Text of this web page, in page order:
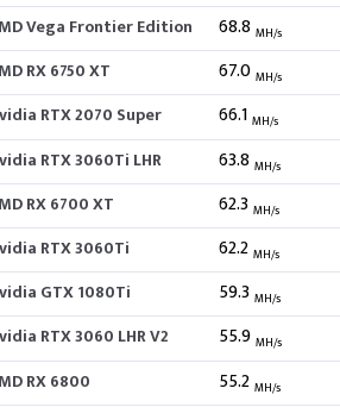
Vega Frontier Edition 68.8 MH/s
RX 6750 XT 67.0 MH/s
RTX 2070 Super 66.1 MH/s
RTX 3060Ti LHR 63.8 MH/s
RX 6700 XT 62.3 MH/s
RTX 3060Ti 62.2 MH/s
GTX 1080Ti 59.3 MH/s
RTX 3060 LHR V2 55.9 MH/s
RX 6800 55.2 MH/s